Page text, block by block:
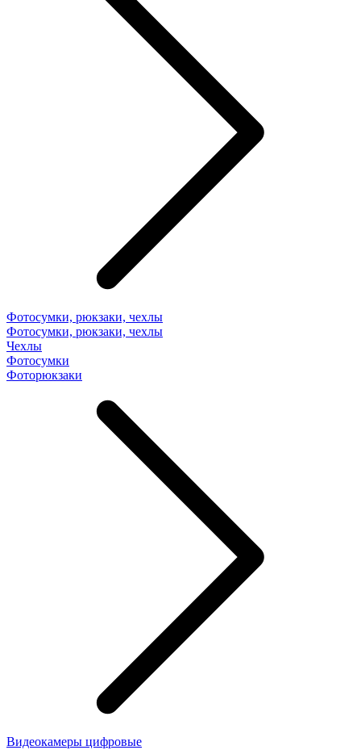
Фотосумки, рюкзаки, чехлы
Фотосумки, рюкзаки, чехлы
Чехлы
Фотосумки
Фоторюкзаки
Видеокамеры цифровые